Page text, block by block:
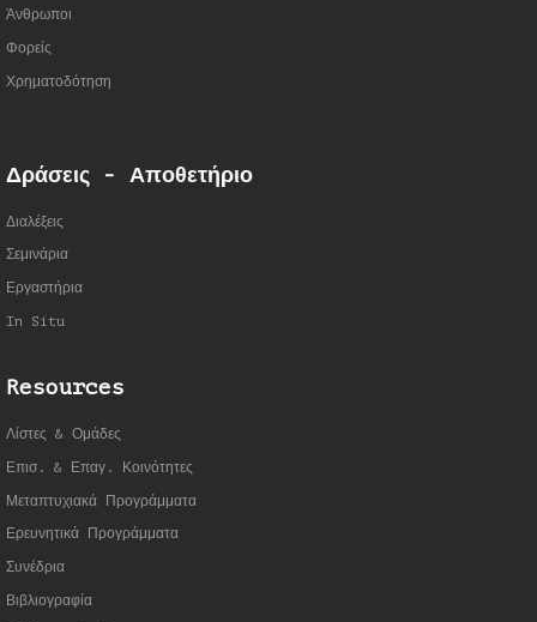
Άνθρωποι
Φορείς
Χρηματοδότηση
Δράσεις - Αποθετήριο
Διαλέξεις
Σεμινάρια
Εργαστήρια
In Situ
Resources
Λίστες & Ομάδες
Επισ. & Επαγ. Κοινότητες
Μεταπτυχιακά Προγράμματα
Ερευνητικά Προγράμματα
Συνέδρια
Βιβλιογραφία